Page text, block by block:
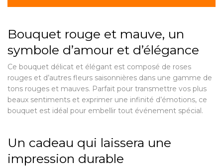
Bouquet rouge et mauve, un
symbole d’amour et d’élégance
Ce bouquet délicat et élégant est composé de roses
rouges et d’autres fleurs saisonnières dans une gamme de
tons rouges et mauves. Parfait pour transmettre vos plus
beaux sentiments et exprimer une infinité d’émotions, ce
bouquet est idéal pour embellir tout événement spécial.
Un cadeau qui laissera une
impression durable